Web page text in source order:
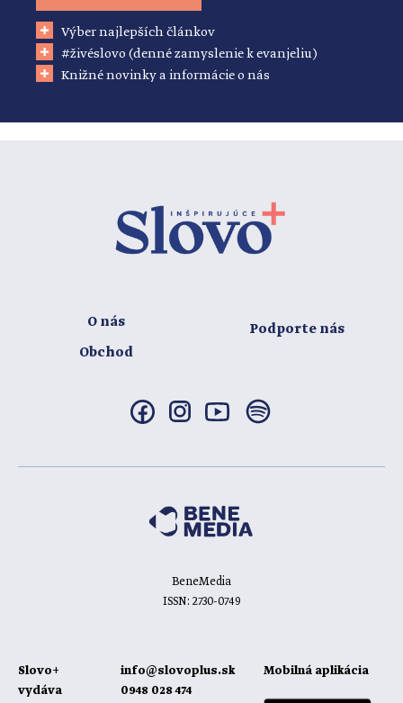
Výber najlepších článkov
#živéslovo (denné zamyslenie k evanjeliu)
Knižné novinky a informácie o nás
O nás
Obchod
Podporte nás
BeneMedia
ISSN: 2730-0749
Slovo+
vydáva
info@slovoplus.sk
0948 028 474
Mobilná aplikácia